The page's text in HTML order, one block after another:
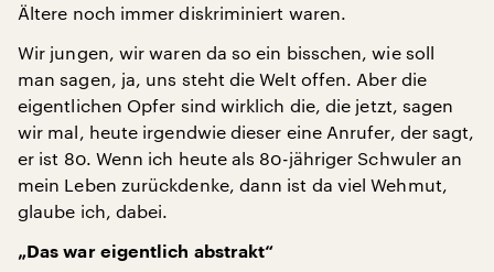
Ältere noch immer diskriminiert waren.
Wir jungen, wir waren da so ein bisschen, wie soll
man sagen, ja, uns steht die Welt offen. Aber die
eigentlichen Opfer sind wirklich die, die jetzt, sagen
wir mal, heute irgendwie dieser eine Anrufer, der sagt,
er ist 80. Wenn ich heute als 80-jähriger Schwuler an
mein Leben zurückdenke, dann ist da viel Wehmut,
glaube ich, dabei.
„Das war eigentlich abstrakt“